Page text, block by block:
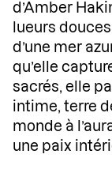
d’Amber
lueurs
d’une mer
qu’elle
sacrés, elle
intime, terre
monde à
une paix